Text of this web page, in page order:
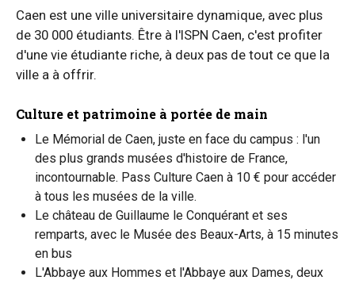
Caen est une ville universitaire dynamique, avec plus
de 30 000 étudiants. Être à l'ISPN Caen, c'est profiter
d'une vie étudiante riche, à deux pas de tout ce que la
ville a à offrir.
Culture et patrimoine à portée de main
Le Mémorial de Caen, juste en face du campus : l'un
des plus grands musées d'histoire de France,
incontournable. Pass Culture Caen à 10 € pour accéder
à tous les musées de la ville.
Le château de Guillaume le Conquérant et ses
remparts, avec le Musée des Beaux-Arts, à 15 minutes
en bus
L'Abbaye aux Hommes et l'Abbaye aux Dames, deux